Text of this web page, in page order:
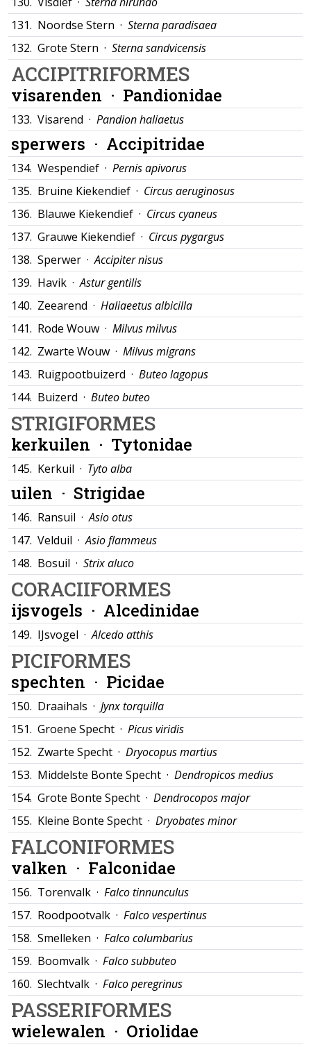
131. Noordse Stern · Sterna paradisaea
132. Grote Stern · Sterna sandvicensis
ACCIPITRIFORMES
visarenden · Pandionidae
133. Visarend · Pandion haliaetus
sperwers · Accipitridae
134. Wespendief · Pernis apivorus
135. Bruine Kiekendief · Circus aeruginosus
136. Blauwe Kiekendief · Circus cyaneus
137. Grauwe Kiekendief · Circus pygargus
138. Sperwer ·Accipiter nisus
139. Havik ·Astur gentilis
140. Zeearend · Haliaeetus albicilla
141. Rode Wouw · Milvus milvus
142. Zwarte Wouw · Milvus migrans
143. Ruigpootbuizerd · Buteo lagopus
144. Buizerd · Buteo buteo
STRIGIFORMES
kerkuilen · Tytonidae
145. Kerkuil · Tyto alba
uilen · Strigidae
146. Ransuil ·Asio otus
147. Velduil ·Asio flammeus
148. Bosuil · Strix aluco
CORACIIFORMES
ijsvogels · Alcedinidae
149. IJsvogel ·Alcedo atthis
PICIFORMES
spechten · Picidae
150. Draaihals · Jynx torquilla
151. Groene Specht · Picus viridis
152. Zwarte Specht · Dryocopus martius
153. Middelste Bonte Specht · Dendropicos medius
154. Grote Bonte Specht · Dendrocopos major
155. Kleine Bonte Specht · Dryobates minor
FALCONIFORMES
valken · Falconidae
156. Torenvalk · Falco tinnunculus
157. Roodpootvalk · Falco vespertinus
158. Smelleken · Falco columbarius
159. Boomvalk · Falco subbuteo
160. Slechtvalk · Falco peregrinus
PASSERIFORMES
wielewalen · Oriolidae